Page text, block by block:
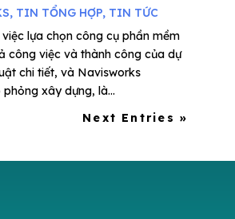
, TIN TỔNG HỢP, TIN TỨC
lựa chọn công cụ phần mềm
công việc và thành công của dự
chi tiết, và Navisworks
xây dựng, là...
Next Entries »